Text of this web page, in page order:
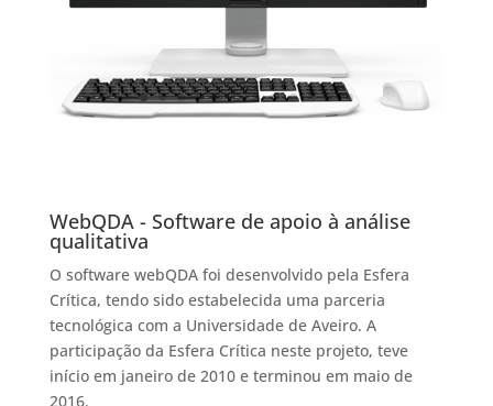
WebQDA - Software de apoio à análise
qualitativa
O software webQDA foi desenvolvido pela Esfera
Crítica, tendo sido estabelecida uma parceria
tecnológica com a Universidade de Aveiro. A
participação da Esfera Crítica neste projeto, teve
início em janeiro de 2010 e terminou em maio de
2016.